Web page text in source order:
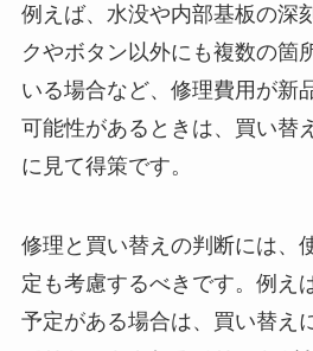
例えば、水没や内部基板の深
クやボタン以外にも複数の箇
いる場合など、修理費用が新
可能性があるときは、買い替
に見て得策です。
修理と買い替えの判断には、
定も考慮するべきです。例え
予定がある場合は、買い替え